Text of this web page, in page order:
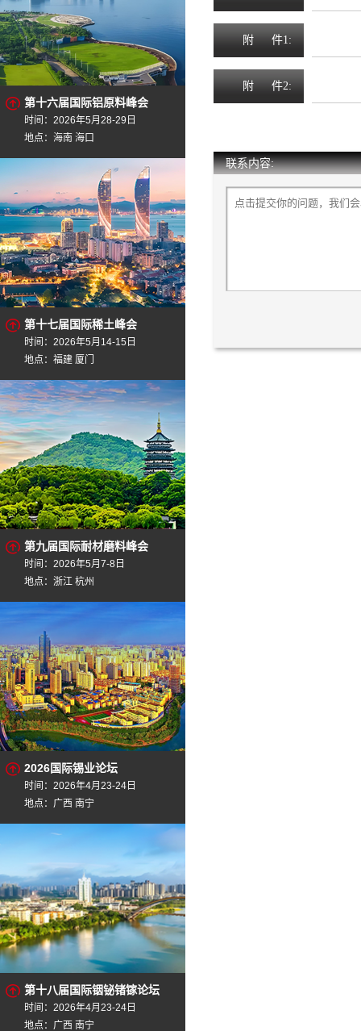
第十六届国际铝原料峰会
时间：2026年5月28-29日
地点：海南 海口
第十七届国际稀土峰会
时间：2026年5月14-15日
地点：福建 厦门
第九届国际耐材磨料峰会
时间：2026年5月7-8日
地点：浙江 杭州
2026国际锡业论坛
时间：2026年4月23-24日
地点：广西 南宁
第十八届国际铟铋锗镓论坛
时间：2026年4月23-24日
地点：广西 南宁
附 件1:
附 件2:
联系内容: